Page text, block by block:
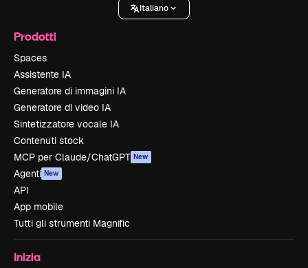
Italiano
Prodotti
Spaces
Assistente IA
Generatore di immagini IA
Generatore di video IA
Sintetizzatore vocale IA
Contenuti stock
MCP per Claude/ChatGPT New
Agenti New
API
App mobile
Tutti gli strumenti Magnific
Inizia